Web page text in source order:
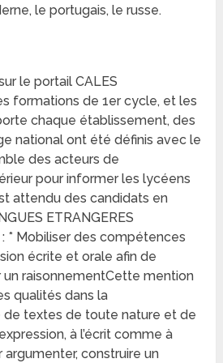
le portugais, le russe.
le portail CALES
formations de 1er cycle, et les
chaque établissement, des
national ont été définis avec le
des acteurs de
pour informer les lycéens
attendu des candidats en
ETRANGERES
: * Mobiliser des compétences
écrite et orale afin de
raisonnementCette mention
qualités dans la
de textes de toute nature et de
à l’écrit comme à
argumenter, construire un